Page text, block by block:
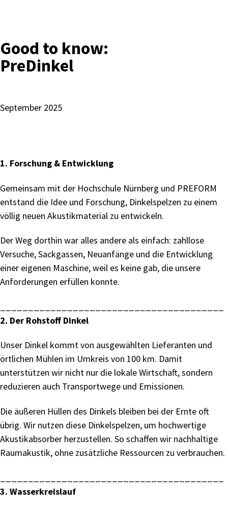
Good to know:
PreDinkel
September 2025
1. Forschung & Entwicklung
Gemeinsam mit der Hochschule Nürnberg und PREFORM
entstand die Idee und Forschung, Dinkelspelzen zu einem
völlig neuen Akustikmaterial zu entwickeln.
Der Weg dorthin war alles andere als einfach: zahllose
Versuche, Sackgassen, Neuanfänge und die Entwicklung
einer eigenen Maschine, weil es keine gab, die unsere
Anforderungen erfüllen konnte.
2. Der Rohstoff Dinkel
Unser Dinkel kommt von ausgewählten Lieferanten und
örtlichen Mühlen im Umkreis von 100 km. Damit
unterstützen wir nicht nur die lokale Wirtschaft, sondern
reduzieren auch Transportwege und Emissionen.
Die äußeren Hüllen des Dinkels bleiben bei der Ernte oft
übrig. Wir nutzen diese Dinkelspelzen, um hochwertige
Akustikabsorber herzustellen. So schaffen wir nachhaltige
Raumakustik, ohne zusätzliche Ressourcen zu verbrauchen.
3. Wasserkreislauf